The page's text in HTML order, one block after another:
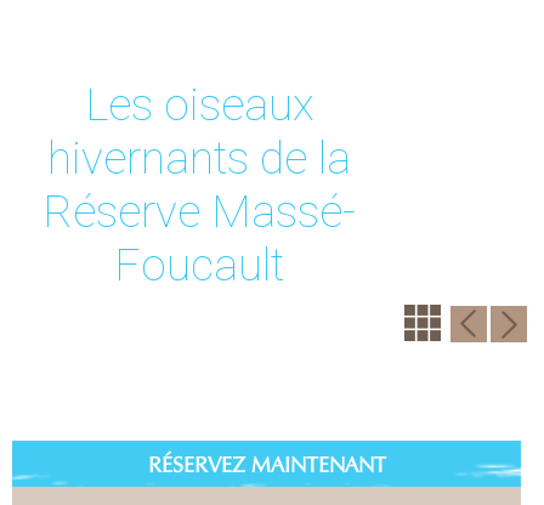
Les oiseaux
hivernants de la
Réserve Massé-
Foucault
RÉSERVEZ MAINTENANT